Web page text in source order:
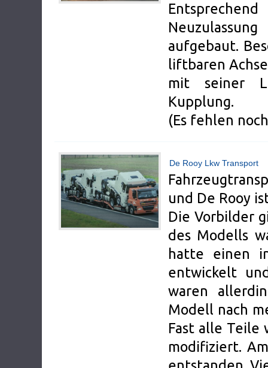
aufgebaut.
liftbaren
mit seiner
Kupplung.
(Es fehlen
De Rooy Lkw Transport
und De Rooy
Die Vorbilder
des Modells
hatte einen
entwickelt
waren
Modell nach
Fast alle Teile
modifiziert.